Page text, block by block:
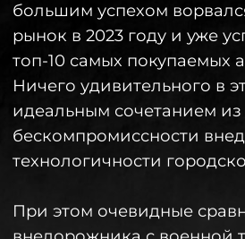
автомобиль стал более прочным и
безопасным, а во время движения
пассажирам в салоне не будут мешать
лишний шум и вибрации.